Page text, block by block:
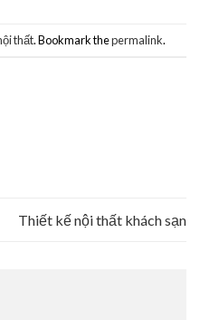
thất. Bookmark thepermalink.
Thiết kế nội thất khách sạn